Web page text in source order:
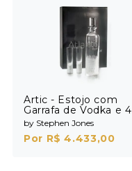
Artic - Estojo com
Garrafa de Vodka e 4
Shots
by Stephen Jones
Por R$ 4.433,00